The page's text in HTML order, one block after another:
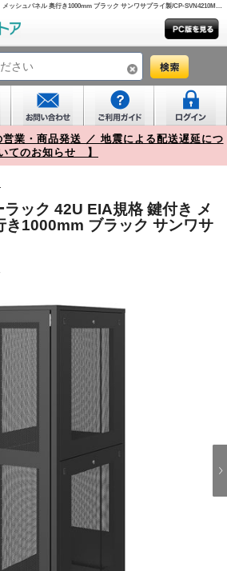
19インチサーバーラック 42U EIA規格 鍵付き メッシュパネル 奥行き1000mm ブラック サンワサプライ製/CP-SVN4210MBKN【サーバーラックストア】
業・商品発送 ／ 地震による配送遅延につ
てのお知らせ 】
ック 42U EIA規格 鍵付き メ
き1000mm ブラック サンワサ